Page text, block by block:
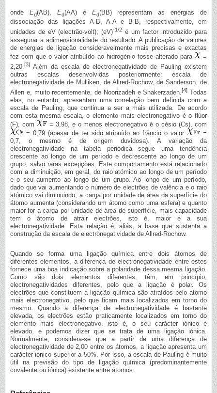
onde Ed(AB), Ed(AA) e Ed(BB) representam as energias de
dissociação das ligações A-B, A-A e B-B, respectivamente, em
unidades de eV (electrão-volt); (eV)-1/2 é um factor introduzido para
assegurar a adimensionalidade do resultado. A publicação de valores
de energias de ligação consideravelmente mais precisas e exactas
fez com que o valor atribuído ao hidrogénio fosse alterado para
=
2,20.[3] Além da escala de electronegatividade de Pauling existem
outras escalas desenvolvidas posteriormente: escala de
electronegatividade de Mulliken, de Allred-Rochow, de Sanderson, de
Allen e, muito recentemente, de Noorizadeh e Shakerzadeh.[4] Todas
elas, no entanto, apresentam uma correlação bem definida com a
escala de Pauling, que continua a ser a mais utilizada. De acordo
com esta mesma escala, o elemento mais electronegativo é o flúor
(F), com
= 3,98, e o menos electronegativo é o césio (Cs), com
= 0,79 (apesar de ter sido atribuído ao frâncio o valor
=
0,7, o mesmo é de origem duvidosa). A variação da
electronegatividade na tabela periódica segue uma tendência
crescente ao longo de um período e decrescente ao longo de um
grupo, salvo raras excepções. Este comportamento está relacionado
com a diminuição, em geral, do raio atómico ao longo de um período
e o seu aumento ao longo de um grupo. Ao longo de um período,
dado que vai aumentando o número de electrões de valência e o raio
atómico vai diminuindo, a carga por unidade de área da superfície do
átomo aumenta (considerando um átomo como uma esfera) e quanto
maior for a carga por unidade de área de superfície, mais capacidade
tem o átomo de atrair electrões, isto é, maior é a sua
electronegatividade. Esta relação é, aliás, a base que sustenta a
construção da escala de electronegatividade de Allred-Rochow.
Quando se forma uma ligação química entre dois átomos de
diferentes elementos, a diferença de electronegatividade entre estes
fornece uma boa indicação sobre a polaridade dessa mesma ligação.
Como são dois elementos diferentes, têm, em princípio,
electronegatividades diferentes, pelo que a ligação é polar. Os
electrões que constituem a ligação química são atraídos pelo átomo
mais electronegativo, pelo que ficam mais localizados em torno do
mesmo. Quando a diferença de electronegatividade é bastante
elevada, os electrões estão praticamente localizados em torno do
elemento mais electronegativo, isto é, o seu carácter iónico é
elevado, e podemos dizer que se trata de uma ligação iónica.
Normalmente, considera-se que a partir de uma diferença de
electronegatividade de 2,00 entre os átomos, a ligação apresenta um
carácter iónico superior a 50%. Por isso, a escala de Pauling é muito
útil na previsão do tipo de ligação química (predominantemente
covalente ou iónica) existente entre átomos.